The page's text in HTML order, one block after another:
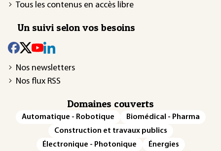
Tous les contenus en accès libre
Un suivi selon vos besoins
Nos newsletters
Nos flux RSS
Domaines couverts
Automatique - Robotique
Biomédical - Pharma
Construction et travaux publics
Électronique - Photonique
Énergies